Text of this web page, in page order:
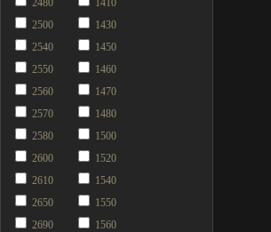
2480
2500
2540
2550
2560
2570
2580
2600
2610
2650
2690
1410
1430
1450
1460
1470
1480
1500
1520
1540
1550
1560